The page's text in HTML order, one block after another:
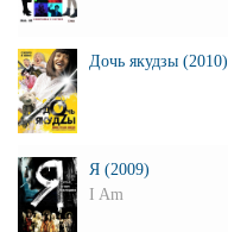
Дочь якудзы (2010)
Я (2009)
I Am